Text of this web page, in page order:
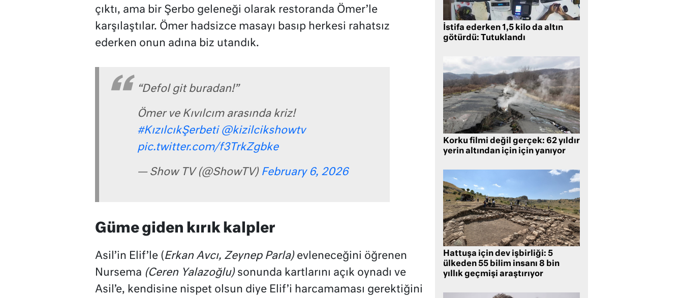
çıktı, ama bir Şerbo geleneği olarak restoranda Ömer’le
karşılaştılar. Ömer hadsizce masayı basıp herkesi rahatsız
ederken onun adına biz utandık.
“Defol git buradan!”
Ömer ve Kıvılcım arasında kriz!
#KızılcıkŞerbeti @kizilcikshowtv
pic.twitter.com/f3TrkZgbke
— Show TV (@ShowTV) February 6, 2026
Güme giden kırık kalpler
Asil’in Elif’le (Erkan Avcı, Zeynep Parla) evleneceğini öğrenen
Nursema (Ceren Yalazoğlu)sonunda kartlarını açık oynadı ve
Asil’e, kendisine nispet olsun diye Elif’i harcamaması gerektiğini
İstifa ederken 1,5 kilo da altın
götürdü: Tutuklandı
Korku filmi değil gerçek: 62 yıldır
yerin altından için için yanıyor
Hattuşa için dev işbirliği: 5
ülkeden 55 bilim insanı 8 bin
yıllık geçmişi araştırıyor